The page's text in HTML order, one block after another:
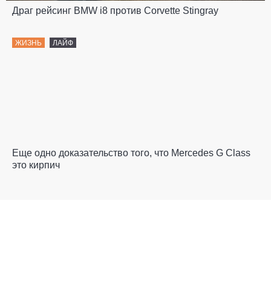
Драг рейсинг BMW i8 против Corvette Stingray
ЖИЗНЬ ЛАЙФ
Еще одно доказательство того, что Mercedes G Class
это кирпич